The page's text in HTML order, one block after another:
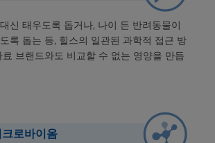
신 태우도록 돕거나, 나이 든 반려동물이
록 돕는 등, 힐스의 일관된 과학적 접근 방
브랜드와도 비교할 수 없는 영양을 만듭
로바이옴